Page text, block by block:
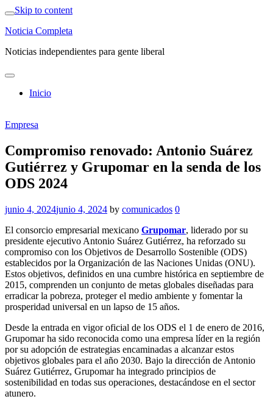
Skip to content
Noticia Completa
Noticias independientes para gente liberal
Inicio
Empresa
Compromiso renovado: Antonio Suárez
Gutiérrez y Grupomar en la senda de los
ODS 2024
junio 4, 2024junio 4, 2024 by comunicados 0
El consorcio empresarial mexicano Grupomar, liderado por su
presidente ejecutivo Antonio Suárez Gutiérrez, ha reforzado su
compromiso con los Objetivos de Desarrollo Sostenible (ODS)
establecidos por la Organización de las Naciones Unidas (ONU).
Estos objetivos, definidos en una cumbre histórica en septiembre de
2015, comprenden un conjunto de metas globales diseñadas para
erradicar la pobreza, proteger el medio ambiente y fomentar la
prosperidad universal en un lapso de 15 años.
Desde la entrada en vigor oficial de los ODS el 1 de enero de 2016,
Grupomar ha sido reconocida como una empresa líder en la región
por su adopción de estrategias encaminadas a alcanzar estos
objetivos globales para el año 2030. Bajo la dirección de Antonio
Suárez Gutiérrez, Grupomar ha integrado principios de
sostenibilidad en todas sus operaciones, destacándose en el sector
atunero.